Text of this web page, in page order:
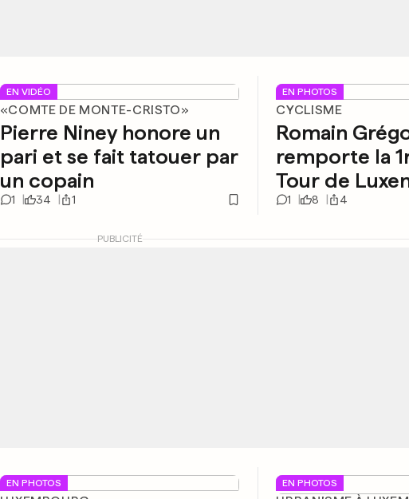
EN VIDÉO
«COMTE DE MONTE-CRISTO»
Pierre Niney honore un
pari et se fait tatouer par
un copain
1 34 1
EN PHOTOS
CYCLISME
Romain
remporte la
Tour de
1 8 4
PUBLICITÉ
EN PHOTOS EN PHOTOS